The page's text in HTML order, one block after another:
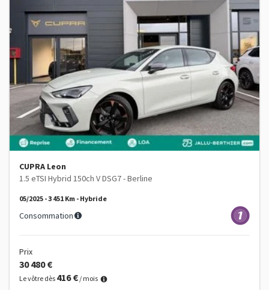
CUPRA Leon
1.5 eTSI Hybrid 150ch V DSG7 - Berline
05/2025 - 3 451 Km - Hybride
Consommation
Prix
30 480 €
Le vôtre dès 416 € / mois